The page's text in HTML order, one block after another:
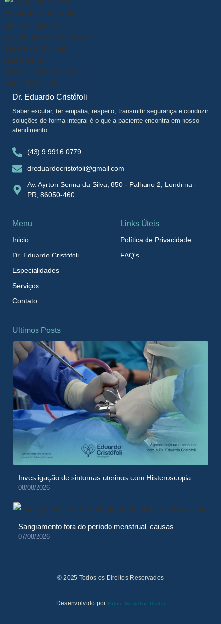
Dr. Eduardo Cristófoli
Saber escutar, ter empatia, respeito, transmitir segurança e conduzir
soluções de forma integral é o que a paciente encontra em nosso
atendimento.
(43) 9 9916 0779
dreduardocristofoli@gmail.com
Av. Ayrton Senna da Silva, 850 - Palhano 2, Londrina -
PR, 86050-460
Menu
Inicio
Dr. Eduardo Cristófoli
Especialidades
Serviços
Contato
Links Úteis
Política de Privacidade
FAQ's
Ultimos Posts
Investigação de sintomas uterinos com Histeroscopia
08/08/2026
Sangramento fora do período menstrual: causas
07/08/2026
© 2025 Todos os Direitos Reservados
Desenvolvido por Futuro Marketing Digital